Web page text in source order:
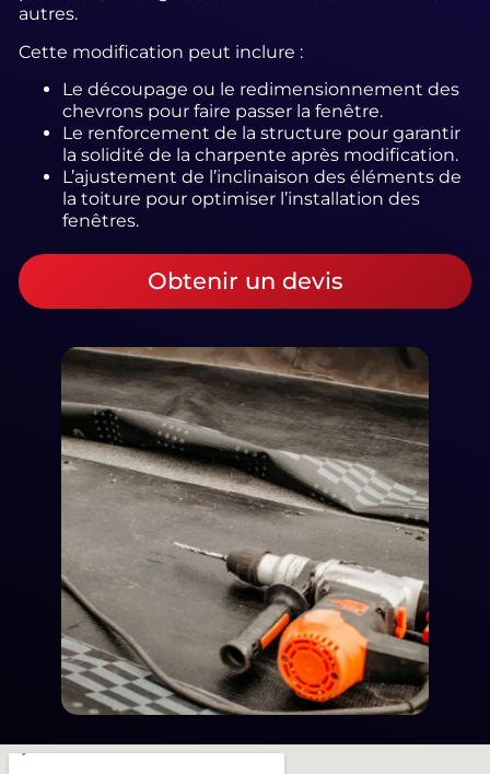
autres.
Cette modification peut inclure :
Le découpage ou le redimensionnement des
chevrons pour faire passer la fenêtre.
Le renforcement de la structure pour garantir
la solidité de la charpente après modification.
L’ajustement de l’inclinaison des éléments de
la toiture pour optimiser l’installation des
fenêtres.
Obtenir un devis